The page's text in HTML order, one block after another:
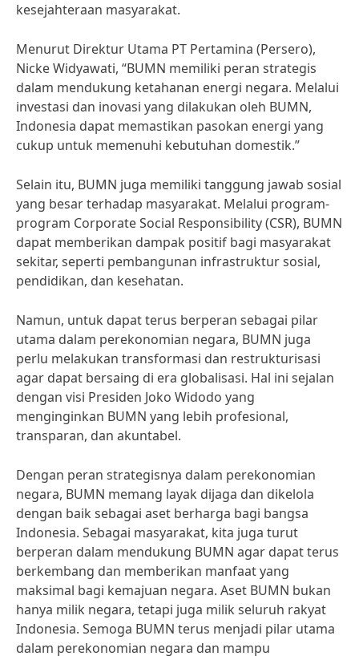
kesejahteraan masyarakat.
Menurut Direktur Utama PT Pertamina (Persero),
Nicke Widyawati, “BUMN memiliki peran strategis
dalam mendukung ketahanan energi negara. Melalui
investasi dan inovasi yang dilakukan oleh BUMN,
Indonesia dapat memastikan pasokan energi yang
cukup untuk memenuhi kebutuhan domestik.”
Selain itu, BUMN juga memiliki tanggung jawab sosial
yang besar terhadap masyarakat. Melalui program-
program Corporate Social Responsibility (CSR), BUMN
dapat memberikan dampak positif bagi masyarakat
sekitar, seperti pembangunan infrastruktur sosial,
pendidikan, dan kesehatan.
Namun, untuk dapat terus berperan sebagai pilar
utama dalam perekonomian negara, BUMN juga
perlu melakukan transformasi dan restrukturisasi
agar dapat bersaing di era globalisasi. Hal ini sejalan
dengan visi Presiden Joko Widodo yang
menginginkan BUMN yang lebih profesional,
transparan, dan akuntabel.
Dengan peran strategisnya dalam perekonomian
negara, BUMN memang layak dijaga dan dikelola
dengan baik sebagai aset berharga bagi bangsa
Indonesia. Sebagai masyarakat, kita juga turut
berperan dalam mendukung BUMN agar dapat terus
berkembang dan memberikan manfaat yang
maksimal bagi kemajuan negara. Aset BUMN bukan
hanya milik negara, tetapi juga milik seluruh rakyat
Indonesia. Semoga BUMN terus menjadi pilar utama
dalam perekonomian negara dan mampu